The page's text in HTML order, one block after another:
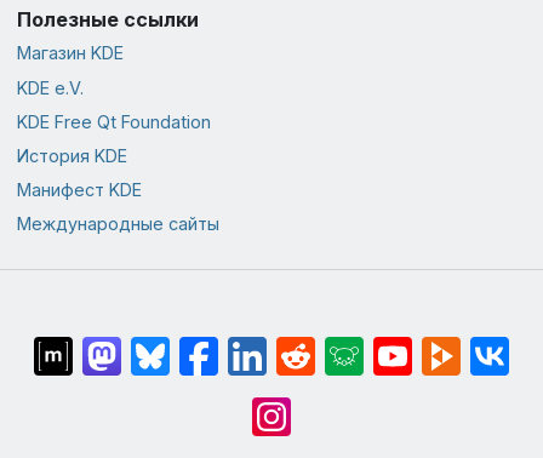
Полезные ссылки
Магазин KDE
KDE e.V.
KDE Free Qt Foundation
История KDE
Манифест KDE
Международные сайты